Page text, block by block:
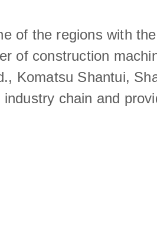
of the regions with
of construction
Komatsu Shantui,
industry chain and